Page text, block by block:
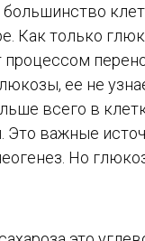
Как только
ее не
всего в
важные
Но